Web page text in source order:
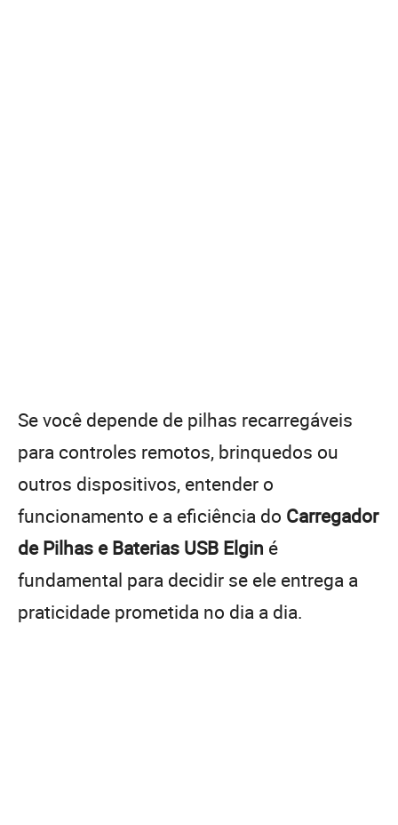
Se você depende de pilhas recarregáveis
para controles remotos, brinquedos ou
outros dispositivos, entender o
funcionamento e a eficiência do Carregador
de Pilhas e Baterias USB Elgin é
fundamental para decidir se ele entrega a
praticidade prometida no dia a dia.